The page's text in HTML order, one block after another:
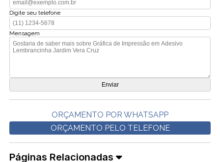
Digite seu telefone
Mensagem
ORÇAMENTO POR WHATSAPP
ORÇAMENTO PELO TELEFONE
Páginas Relacionadas